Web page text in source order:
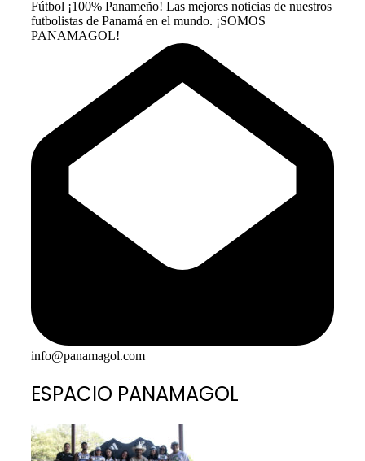
Fútbol ¡100% Panameño! Las mejores noticias de nuestros
futbolistas de Panamá en el mundo. ¡SOMOS
PANAMAGOL!
info@panamagol.com
ESPACIO PANAMAGOL